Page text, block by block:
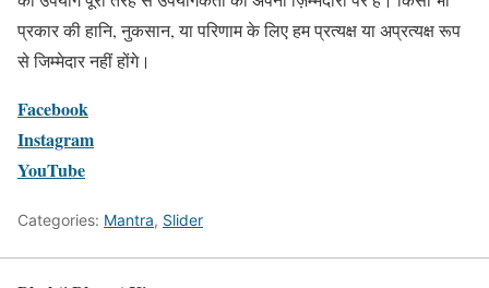
प्रकार की हानि, नुकसान, या परिणाम के लिए हम प्रत्यक्ष या अप्रत्यक्ष रूप
से जिम्मेदार नहीं होंगे।
Facebook
Instagram
YouTube
Categories: Mantra, Slider